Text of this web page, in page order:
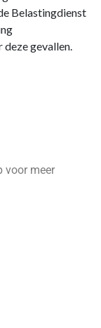
Belastingdienst
deze gevallen.
voor meer